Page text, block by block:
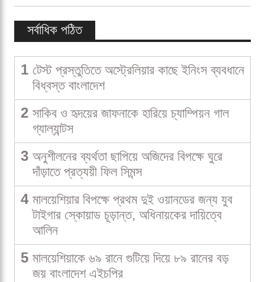
সর্বাধিক পঠিত
1 টেস্ট প্রস্তুতিতে অস্ট্রেলিয়ার কাছে ইনিংস ব্যবধানে
বিধ্বস্ত বাংলাদেশ
2 সাকিব ও হৃদয়ের জাফনাকে হারিয়ে চ্যাম্পিয়ন গাল
গ্যাল্যান্টস
3 অনুশীলনের ব্যর্থতা ছাপিয়ে অজিদের বিপক্ষে ঘুরে
দাঁড়াতে প্রত্যয়ী ফিল সিমন্স
4 মালয়েশিয়ার বিপক্ষে প্রথম দুই ওয়ানডের জন্য যুব
টাইগার স্কোয়াড চূড়ান্ত, অধিনায়কের দায়িত্বে
আলিন
5 মালয়েশিয়াকে ৬৯ রানে গুটিয়ে দিয়ে ৮৯ রানের বড়
জয় বাংলাদেশ এইচপির